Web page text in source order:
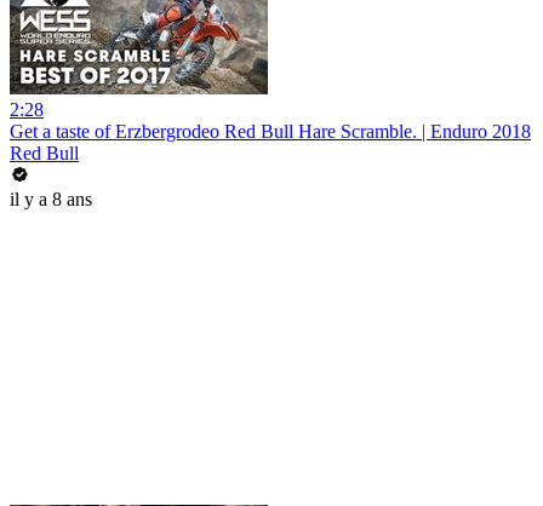
2:28
Get a taste of Erzbergrodeo Red Bull Hare Scramble. | Enduro 2018
Red Bull
il y a 8 ans